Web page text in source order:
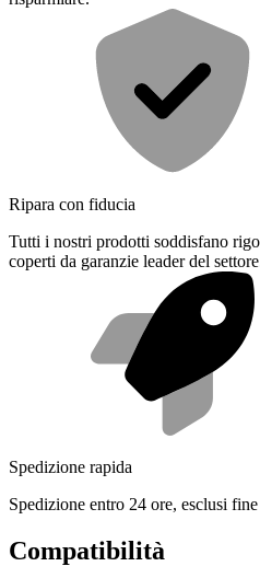
Ripara con fiducia
Tutti i nostri prodotti soddisfano
coperti da garanzie leader del
Spedizione rapida
Spedizione entro 24 ore, esclusi
Compatibilità